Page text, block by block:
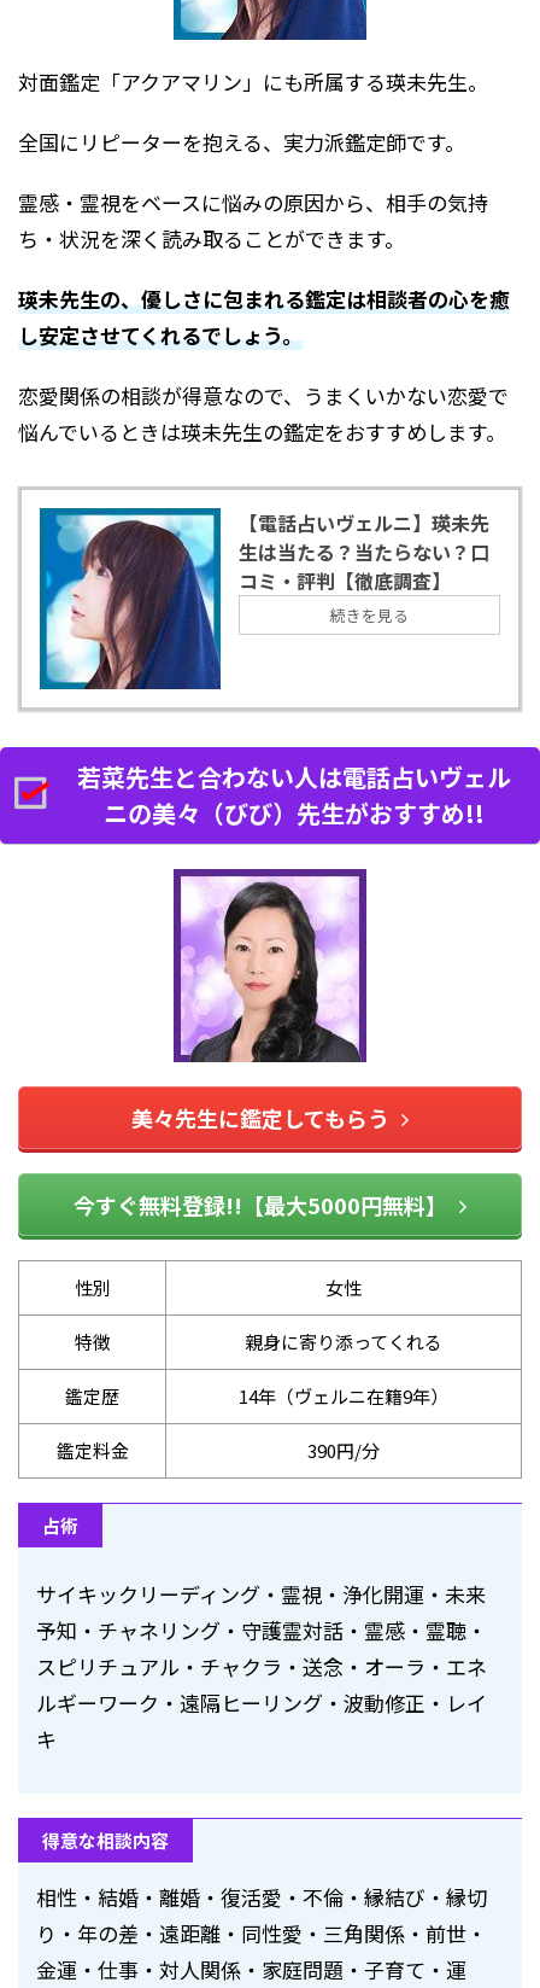
対面鑑定「アクアマリン」にも所属する瑛未先生。
全国にリピーターを抱える、実力派鑑定師です。
霊感・霊視をベースに悩みの原因から、相手の気持
ち・状況を深く読み取ることができます。
瑛未先生の、優しさに包まれる鑑定は相談者の心を癒
し安定させてくれるでしょう。
恋愛関係の相談が得意なので、うまくいかない恋愛で
悩んでいるときは瑛未先生の鑑定をおすすめします。
【電話占いヴェルニ】瑛未先
生は当たる？当たらない？口
コミ・評判【徹底調査】
続きを見る
若菜先生と合わない人は電話占いヴェル
ニの美々（びび）先生がおすすめ!!
美々先生に鑑定してもらう
今すぐ無料登録!!【最大5000円無料】
性別 女性
特徴 親身に寄り添ってくれる
鑑定歴 14年（ヴェルニ在籍9年）
鑑定料金 390円/分
占術
サイキックリーディング・霊視・浄化開運・未来
予知・チャネリング・守護霊対話・霊感・霊聴・
スピリチュアル・チャクラ・送念・オーラ・エネ
ルギーワーク・遠隔ヒーリング・波動修正・レイ
キ
得意な相談内容
相性・結婚・離婚・復活愛・不倫・縁結び・縁切
り・年の差・遠距離・同性愛・三角関係・前世・
金運・仕事・対人関係・家庭問題・子育て・運